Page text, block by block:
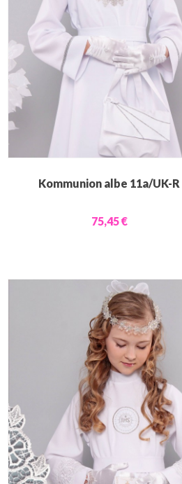
Kommunion albe 11a/UK-R
75,45 €